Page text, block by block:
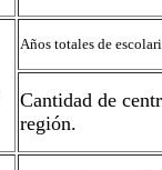
Años totales de
Cantidad de
región.